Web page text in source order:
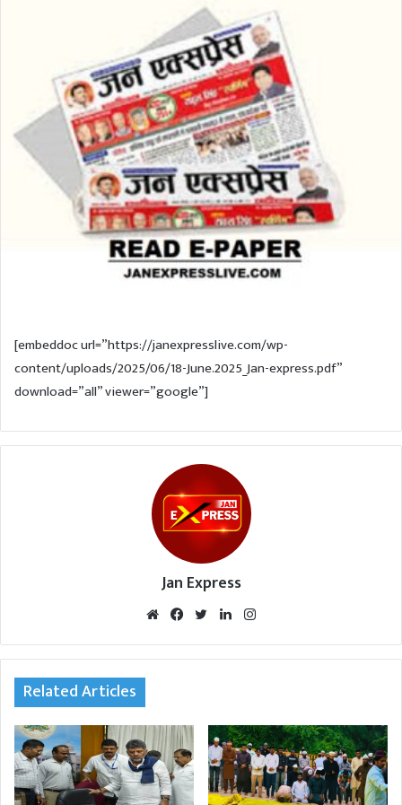
o
n
T
w
i
t
t
e
r
e
m
a
i
l
[embeddoc url=”https://janexpresslive.com/wp-
content/uploads/2025/06/18-June.2025_Jan-express.pdf”
download=”all” viewer=”google”]
Jan Express
We
te
Fac
oo
Twi
r
Lin
In am
Related Articles